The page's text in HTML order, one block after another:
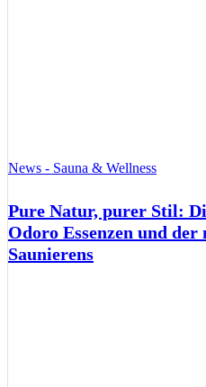
News - Sauna & Wellness
Pure Natur, purer Stil:
Odoro Essenzen und der
Saunierens